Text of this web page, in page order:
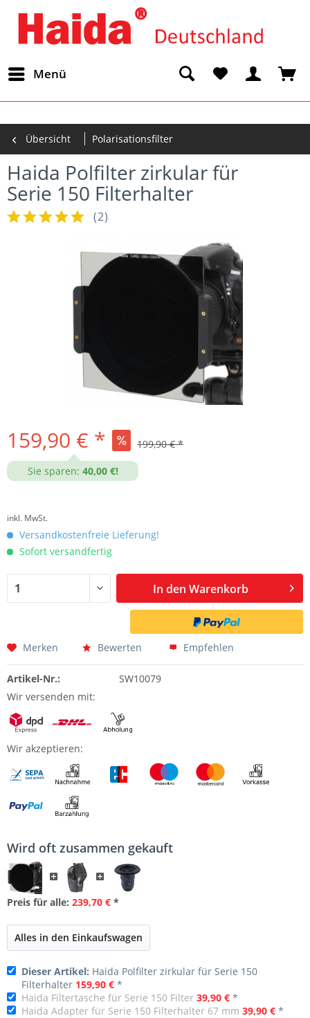
Menü
Übersicht Polarisationsfilter
Haida Polfilter zirkular für
Serie 150 Filterhalter
(2)
159,90 € * 199,90 € *
Sie sparen: 40,00 €!
inkl. MwSt.
Versandkostenfreie Lieferung!
Sofort versandfertig
In den Warenkorb
Merken Bewerten Empfehlen
Artikel-Nr.:
SW10079
Wir versenden mit:
Wir akzeptieren:
Wird oft zusammen gekauft
Preis für alle: 239,70 € *
Alles in den Einkaufswagen
Dieser Artikel: Haida Polfilter zirkular für Serie 150
Filterhalter 159,90 € *
Haida Filtertasche für Serie 150 Filter 39,90 € *
Haida Adapter für Serie 150 Filterhalter 67 mm 39,90 € *